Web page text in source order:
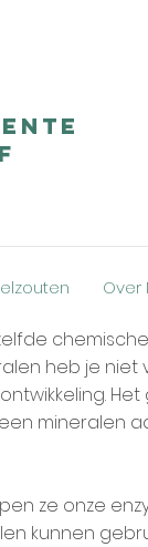
Over
heb je niet
Het
mineralen
ze onze
kunnen